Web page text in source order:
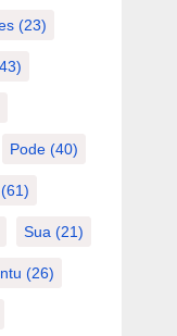
(23)
Pode(40)
(61)
Sua (21)
(26)